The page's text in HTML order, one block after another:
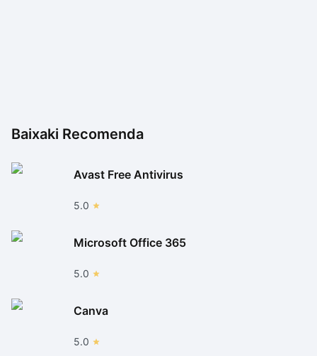
Baixaki Recomenda
Avast Free Antivirus
5.0
Microsoft Office 365
5.0
Canva
5.0